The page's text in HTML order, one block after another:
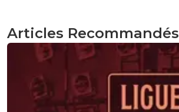
Articles Recommandés